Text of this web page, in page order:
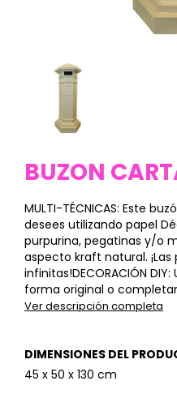
BUZON
MULTI-TÉCNICAS: Este
desees utilizando papel
purpurina, pegatinas y/o
aspecto kraft natural. ¡Las
infinitas!DECORACIÓN
forma original o
Ver descripción completa
DIMENSIONES DEL
45 x 50 x 130 cm